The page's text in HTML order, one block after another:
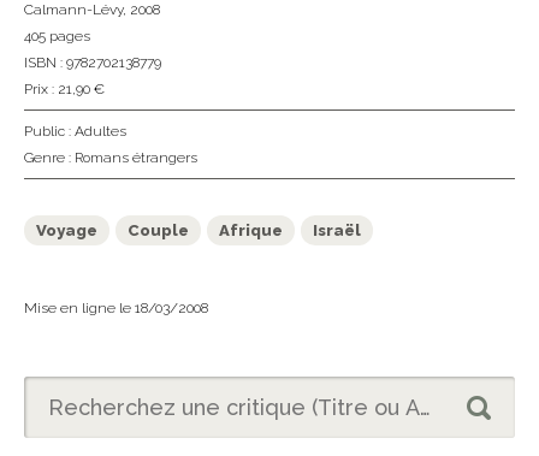
Calmann-Lévy, 2008
405 pages
ISBN : 9782702138779
Prix : 21,90 €
Public : Adultes
Genre : Romans étrangers
Voyage Couple Afrique Israël
Mise en ligne le 18/03/2008